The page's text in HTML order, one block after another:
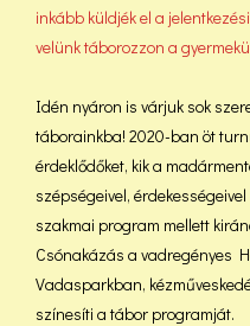
inkább küldjék el a
velünk táborozzon a
Idén nyáron is várjuk sok
táborainkba! 2020-ban öt
érdeklődőket, kik a
szépségeivel,
szakmai program mellett
Csónakázás a vadregényes
Vadasparkban,
színesíti a tábor programját.